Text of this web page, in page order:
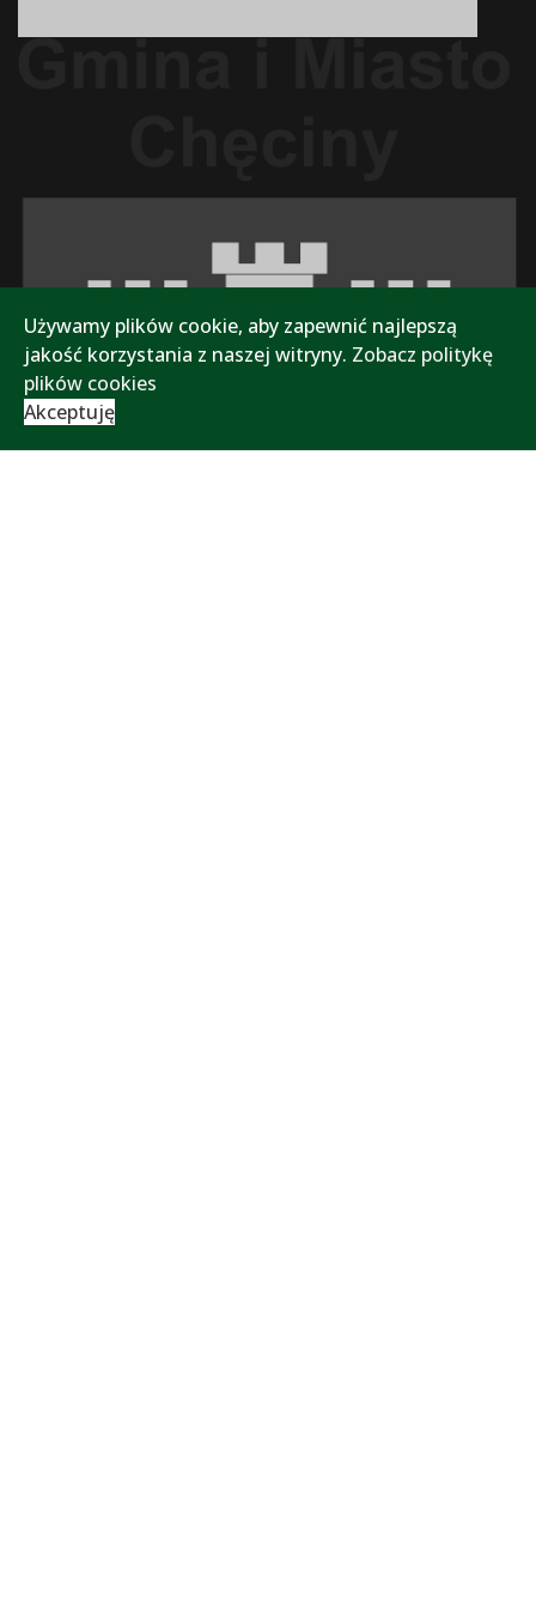
Używamy plików cookie, aby zapewnić najlepszą
jakość korzystania z naszej witryny. Zobacz politykę
plików cookies
Akceptuję